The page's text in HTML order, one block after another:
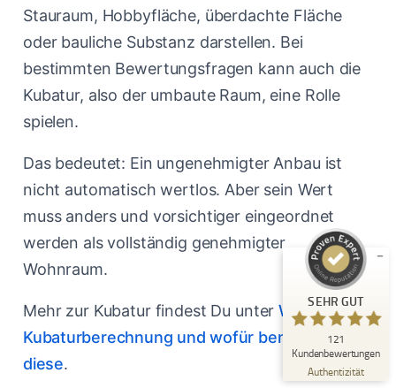
Stauraum, Hobbyfläche, überdachte Fläche
oder bauliche Substanz darstellen. Bei
bestimmten Bewertungsfragen kann auch die
Kubatur, also der umbaute Raum, eine Rolle
spielen.
Das bedeutet: Ein ungenehmigter Anbau ist
nicht automatisch wertlos. Aber sein Wert
muss anders und vorsichtiger eingeordnet
werden als vollständig genehmigter
Wohnraum.
Mehr zur Kubatur findest Du unterWas ist eine
Kubaturberechnung und wofür benötigt man
diese.
SEHR GUT
121
Kundenbewertungen
Authentizität
100
%
Empfehlungen auf
ProvenExpert.com
SEHR GUT
5,00
/
18
Bewertungen auf
ProvenExpert.com
anderen Quellen
Blick aufs ProvenExpert-Profil werfen
06.08.2026